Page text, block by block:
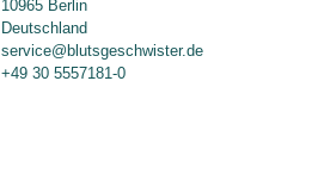
10965 Berlin
Deutschland
service@blutsgeschwister.de
+49 30 5557181-0